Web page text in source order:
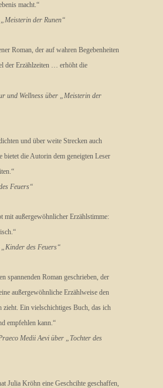
macht.“
der Runen“
Roman, der auf wahren Begebenheiten
der Erzählzeiten … erhöht die
und Wellness über „Meisterin der
und über weite Strecken auch
bietet die Autorin dem geneigten Leser
Feuers“
mit außergewöhnlicher Erzählstimme:
des Feuers“
spannenden Roman geschrieben, der
außergewöhnliche Erzählweise den
zieht. Ein vielschichtiges Buch, das ich
empfehlen kann.“
Medii Aevi über „Tochter des
Julia Kröhn eine Geschcihte geschaffen,